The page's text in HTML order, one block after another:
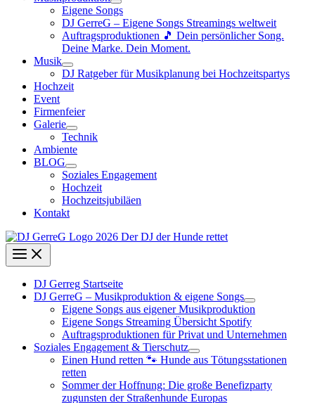
Eigene Songs
DJ GerreG – Eigene Songs Streamings weltweit
Auftragsproduktionen 🎵 Dein persönlicher Song.
Deine Marke. Dein Moment.
Musik
DJ Ratgeber für Musikplanung bei Hochzeitspartys
Hochzeit
Event
Firmenfeier
Galerie
Technik
Ambiente
BLOG
Soziales Engagement
Hochzeit
Hochzeitsjubiläen
Kontakt
DJ Gerreg Startseite
DJ GerreG – Musikproduktion & eigene Songs
Eigene Songs aus eigener Musikproduktion
Eigene Songs Streaming Übersicht Spotify
Auftragsproduktionen für Privat und Unternehmen
Soziales Engagement & Tierschutz
Einen Hund retten 🐾 Hunde aus Tötungsstationen
retten
Sommer der Hoffnung: Die große Benefizparty
zugunsten der Straßenhunde Europas